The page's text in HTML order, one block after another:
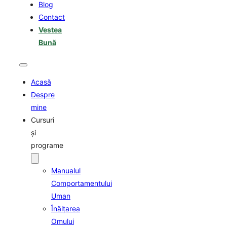
Blog
Contact
Vestea
Bună
Acasă
Despre
mine
Cursuri
şi
programe
Manualul
Comportamentului
Uman
Înălţarea
Omului